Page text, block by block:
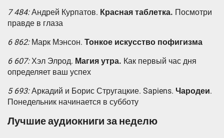
7 484: Андрей Курпатов. Красная таблетка. Посмотри
правде в глаза
6 862: Марк Мэнсон. Тонкое искусство пофигизма
6 607: Хэл Элрод. Магия утра. Как первый час дня
определяет ваш успех
5 693: Аркадий и Борис Стругацкие. Sapiens. Чародеи.
Понедельник начинается в субботу
Лучшие аудиокниги за неделю